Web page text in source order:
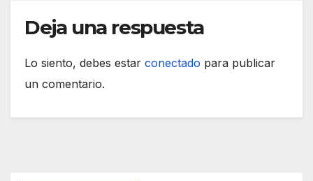
Deja una respuesta
Lo siento, debes estar conectado para publicar
un comentario.